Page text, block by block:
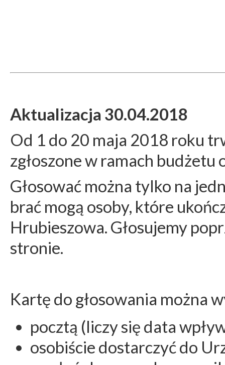
Aktualizacja 30.04.2018
Od 1 do 20 maja 2018 roku
zgłoszone w ramach
Głosować można tylko na
brać mogą osoby, które
Hrubieszowa. Głosujemy
stronie.
Kartę do głosowania można
pocztą (liczy się data
osobiście dostarczyć do